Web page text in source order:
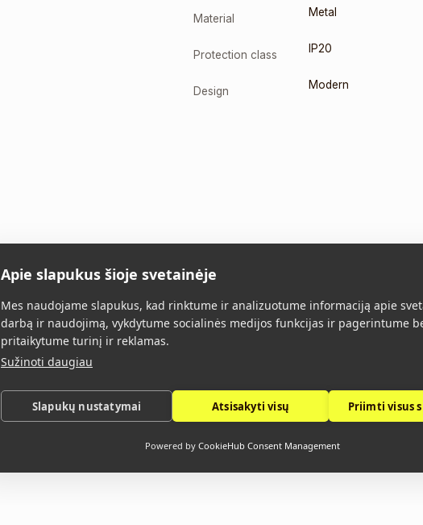
Material Metal
Protection class IP20
Design Modern
Apie slapukus šioje svetainėje
Mes naudojame slapukus, kad rinktume ir analizuotume informaciją apie
darbą ir naudojimą, vykdytume socialinės medijos funkcijas ir pagerintume
pritaikytume turinį ir reklamas.
Sužinoti daugiau
Slapukų nustatymai Atsisakyti visų Priimti visus
Powered by CookieHub Consent Management